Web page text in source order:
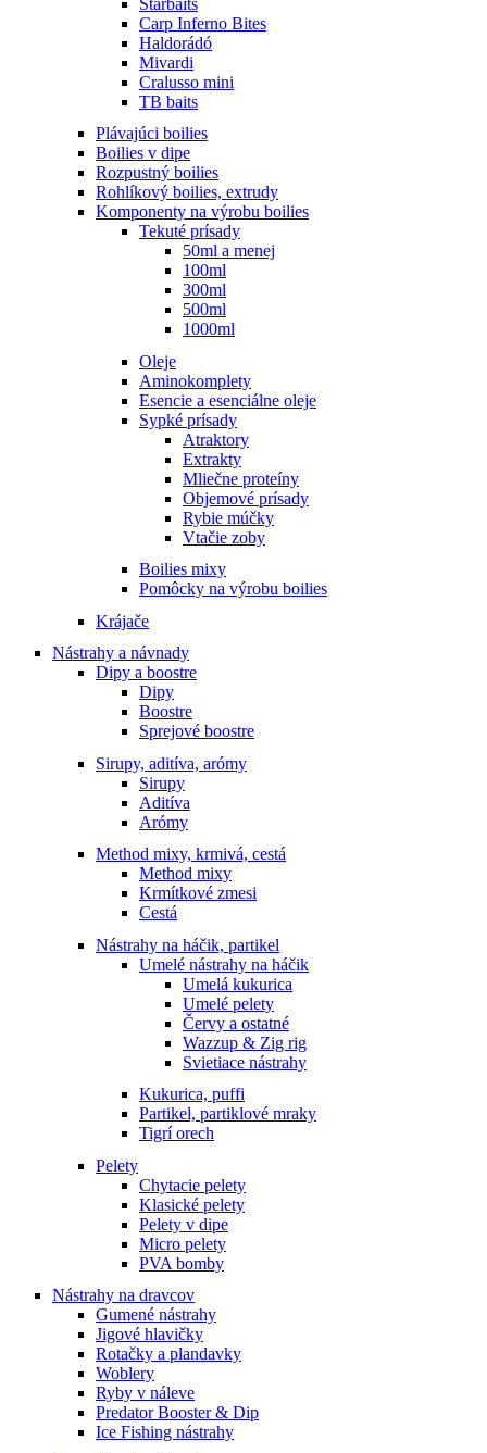
Carp Inferno Bites
Haldorádó
Mivardi
Cralusso mini
TB baits
Plávajúci boilies
Boilies v dipe
Rozpustný boilies
Rohlíkový boilies, extrudy
Komponenty na výrobu boilies
Tekuté prísady
50ml a menej
100ml
300ml
500ml
1000ml
Oleje
Aminokomplety
Esencie a esenciálne oleje
Sypké prísady
Atraktory
Extrakty
Mliečne proteíny
Objemové prísady
Rybie múčky
Vtačie zoby
Boilies mixy
Pomôcky na výrobu boilies
Krájače
Nástrahy a návnady
Dipy a boostre
Dipy
Boostre
Sprejové boostre
Sirupy, aditíva, arómy
Sirupy
Aditíva
Arómy
Method mixy, krmivá, cestá
Method mixy
Krmítkové zmesi
Cestá
Nástrahy na háčik, partikel
Umelé nástrahy na háčik
Umelá kukurica
Umelé pelety
Červy a ostatné
Wazzup & Zig rig
Svietiace nástrahy
Kukurica, puffi
Partikel, partiklové mraky
Tigrí orech
Pelety
Chytacie pelety
Klasické pelety
Pelety v dipe
Micro pelety
PVA bomby
Nástrahy na dravcov
Gumené nástrahy
Jigové hlavičky
Rotačky a plandavky
Woblery
Ryby v náleve
Predator Booster & Dip
Ice Fishing nástrahy